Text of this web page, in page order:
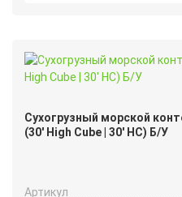
Сухогрузный морской
(30′ High Cube | 30′ HC) Б/У
Артикул